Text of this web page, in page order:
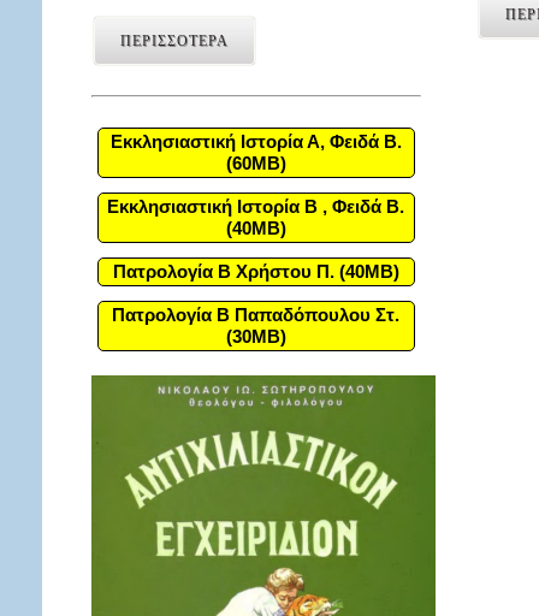
ΠΕΡΙΣΣΟΤΕΡΑ
Εκκλησιαστική Ιστορία Α, Φειδά Β.
(60MB)
Εκκλησιαστική Ιστορία Β , Φειδά Β.
(40MB)
Πατρολογία Β Χρήστου Π. (40MB)
Πατρολογία Β Παπαδόπουλου Στ.
(30MB)